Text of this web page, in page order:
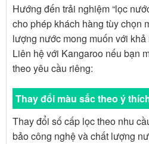
Hướng đến trải nghiệm “lọc
cho phép khách hàng tùy chọn
lượng nước mong muốn với
Liên hệ với Kangaroo nếu bạn
theo yêu cầu riêng:
Thay đổi màu sắc theo ý
Thay đổi số cấp lọc theo nhu
bảo công nghệ và chất lượng